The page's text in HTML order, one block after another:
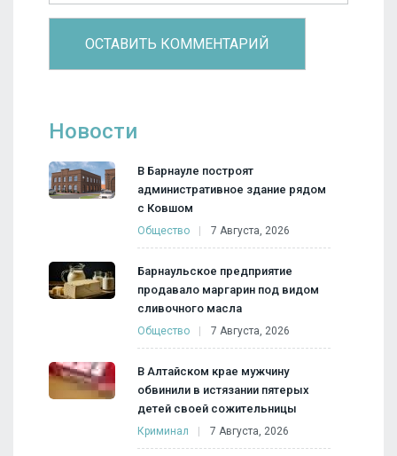
Новости
В Барнауле построят
административное здание рядом
с Ковшом
Общество 7 Августа, 2026
Барнаульское предприятие
продавало маргарин под видом
сливочного масла
Общество 7 Августа, 2026
В Алтайском крае мужчину
обвинили в истязании пятерых
детей своей сожительницы
Криминал 7 Августа, 2026